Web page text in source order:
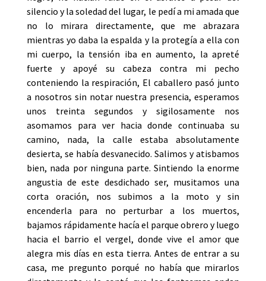
silencio y la soledad del lugar, le pedí a mi amada que
no lo mirara directamente, que me abrazara
mientras yo daba la espalda y la protegía a ella con
mi cuerpo, la tensión iba en aumento, la apreté
fuerte y apoyé su cabeza contra mi pecho
conteniendo la respiración, El caballero pasó junto
a nosotros sin notar nuestra presencia, esperamos
unos treinta segundos y sigilosamente nos
asomamos para ver hacia donde continuaba su
camino, nada, la calle estaba absolutamente
desierta, se había desvanecido. Salimos y atisbamos
bien, nada por ninguna parte. Sintiendo la enorme
angustia de este desdichado ser, musitamos una
corta oración, nos subimos a la moto y sin
encenderla para no perturbar a los muertos,
bajamos rápidamente hacía el parque obrero y luego
hacia el barrio el vergel, donde vive el amor que
alegra mis días en esta tierra. Antes de entrar a su
casa, me pregunto porqué no había que mirarlos